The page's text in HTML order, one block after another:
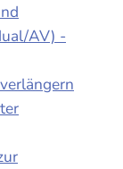
AV) -